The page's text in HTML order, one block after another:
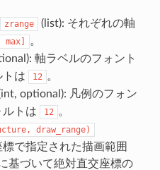
zrange
(list): それぞれの軸
max] 。
軸ラベルのフォント
トは
12 。
optional): 凡例のフォン
ルトは
12 。
draw_range)
で指定された描画範囲
基づいて絶対直交座標の